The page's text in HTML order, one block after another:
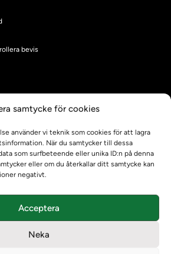
samtycke för cookies
använder vi teknik som cookies för att lagra
När du samtycker till dessa
som surfbeteende eller unika ID:n på denna
eller om du återkallar ditt samtycke kan
negativt.
Acceptera
Neka
bevis
produktplan
och arbetet på Ladokkonsortiet
lärosätenas Ladoksupport